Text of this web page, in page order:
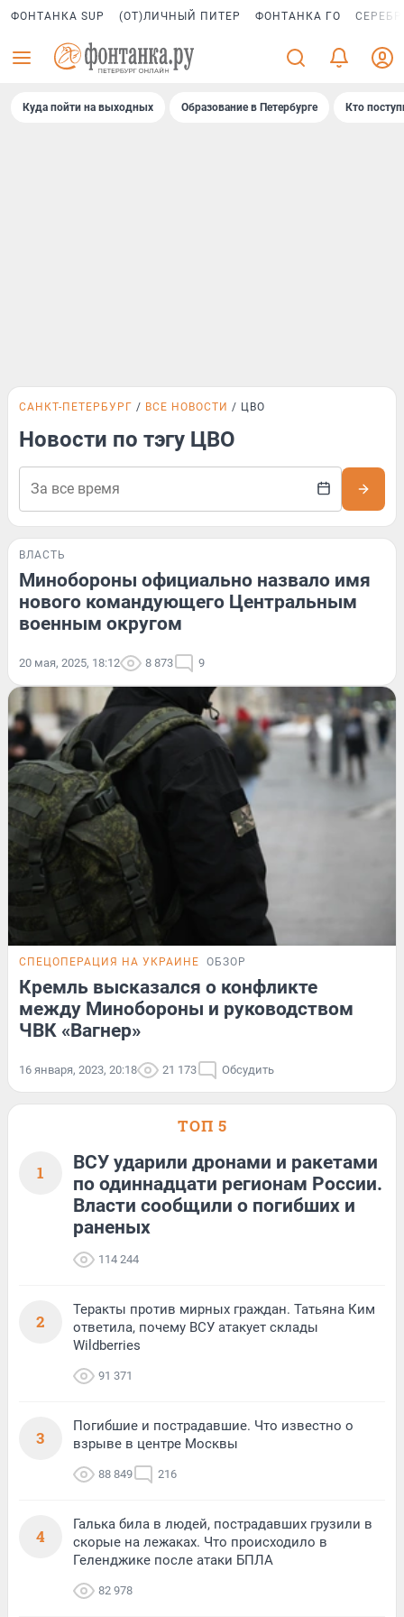
ФОНТАНКА SUP (ОТ)ЛИЧНЫЙ ПИТЕР ФОНТАНКА ГО
Куда пойти на выходных Образование в Петербурге Кто
САНКТ-ПЕТЕРБУРГ ВСЕ НОВОСТИ ЦВО
Новости по тэгу ЦВО
ВЛАСТЬ
Минобороны официально назвало имя
нового командующего Центральным
военным округом
20 мая, 2025, 18:12 8 873 9
СПЕЦОПЕРАЦИЯ НА УКРАИНЕ ОБЗОР
Кремль высказался о конфликте
между Минобороны и руководством
ЧВК «Вагнер»
16 января, 2023, 20:18 21 173 Обсудить
ТОП 5
1
ВСУ ударили дронами и ракетами
по одиннадцати регионам России.
Власти сообщили о погибших и
раненых
114 244
2
Теракты против мирных граждан. Татьяна Ким
ответила, почему ВСУ атакует склады
Wildberries
91 371
3
Погибшие и пострадавшие. Что известно о
взрыве в центре Москвы
88 849 216
4
Галька била в людей, пострадавших грузили в
скорые на лежаках. Что происходило в
Геленджике после атаки БПЛА
82 978